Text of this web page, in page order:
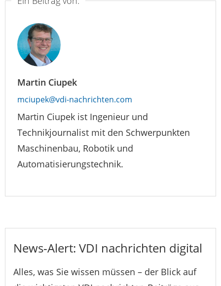
Martin Ciupek
mciupek@vdi-nachrichten.com
Martin Ciupek ist Ingenieur und
Technikjournalist mit den Schwerpunkten
Maschinenbau, Robotik und
Automatisierungstechnik.
News-Alert: VDI nachrichten digital
Alles, was Sie wissen müssen – der Blick auf